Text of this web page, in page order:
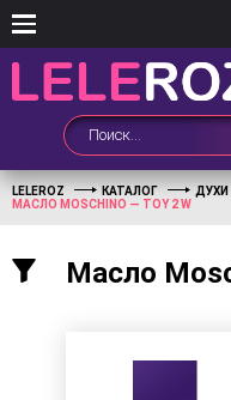
LELEROZ КАТАЛОГ ДУХИ
МАСЛО MOSCHINO — TOY 2 W
Масло